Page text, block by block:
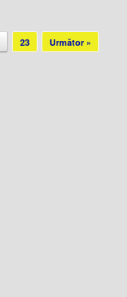
23 Următor »